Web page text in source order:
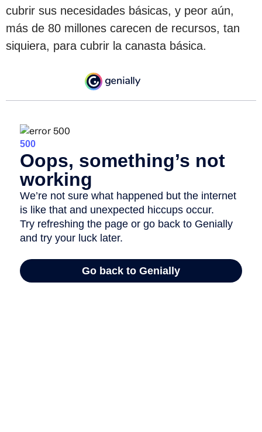
cubrir sus necesidades básicas, y peor aún,
más de 80 millones carecen de recursos, tan
siquiera, para cubrir la canasta básica.